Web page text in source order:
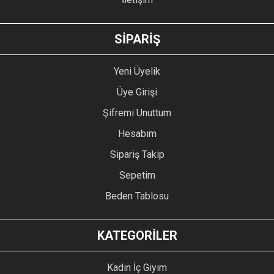
GÖNDER
SİPARİŞ
Yeni Üyelik
Üye Girişi
Şifremi Unuttum
Hesabım
Sipariş Takip
Sepetim
Beden Tablosu
KATEGORİLER
Kadın İç Giyim